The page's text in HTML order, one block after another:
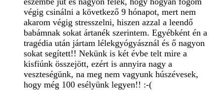
végig csinálni a következő 9 hónapot, mert nem
akarom végig stresszelni, hiszen azzal a leendő
babámnak sokat ártanék szerintem. Egyébként én a
tragédia után jártam lélekgyógyásznál és ő nagyon
sokat segített!! Nekünk is két évbe telt mire a
kisfiúnk összejött, ezért is annyira nagy a
veszteségünk, na meg nem vagyunk húszévesek,
hogy még 100 esélyünk legyen!! :-(